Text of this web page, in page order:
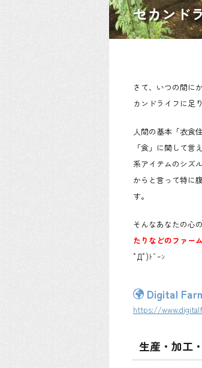
セカンド
さて、いつの間に
カンドライフに足
人間の基本「衣食
「食」に関して
系アイテムのシズ
からと言って特に
す。
そんなあなたの心
たりなどのファー
ﾟДﾟ)ﾄﾞｰﾝ
Digital
https://
生産・加工